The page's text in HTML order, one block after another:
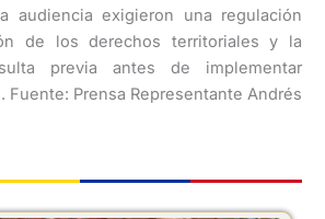
audiencia exigieron una regulación
de los derechos territoriales y la
previa antes de implementar
Fuente: Prensa Representante Andrés